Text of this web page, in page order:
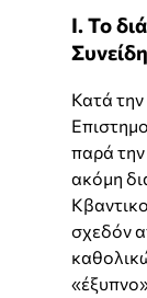
Ι. Το
Κατά
παρά
ακόμη
σχεδόν